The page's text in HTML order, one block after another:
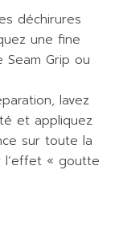
déchirures
une fine
Seam Grip ou
lavez
et appliquez
sur toute la
l’effet « goutte